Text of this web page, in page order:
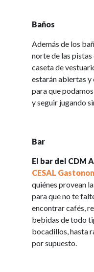
Baños
Además de los
norte de las
caseta de
estarán abiertas y
para que
y seguir jugando
Bar
El bar del CDM
CESAL
quiénes provean
para que no te
encontrar cafés,
bebidas de todo
bocadillos, hasta
por supuesto.